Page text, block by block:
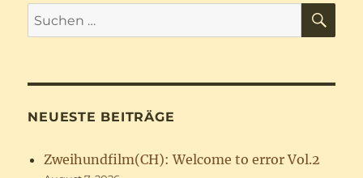
Suchen
nach:
NEUESTE BEITRÄGE
Zweihundfilm(CH): Welcome to error Vol.2